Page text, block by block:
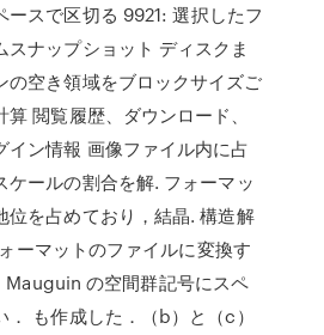
ースで区切る 9921: 選択したフ
スナップショット ディスクま
の空き領域をブロックサイズご
閲覧履歴、ダウンロード、
イン情報 画像ファイル内に占
ケールの割合を解. フォーマッ
位を占めており，結晶. 構造解
ーマットのファイルに変換す
Mauguin の空間群記号にスペ
も作成した．（b）と（c）